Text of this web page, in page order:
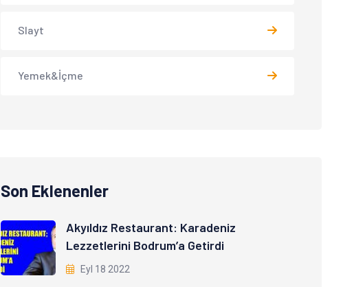
Slayt
Yemek&İçme
Son Eklenenler
Akyıldız Restaurant: Karadeniz
Lezzetlerini Bodrum’a Getirdi
Eyl 18 2022